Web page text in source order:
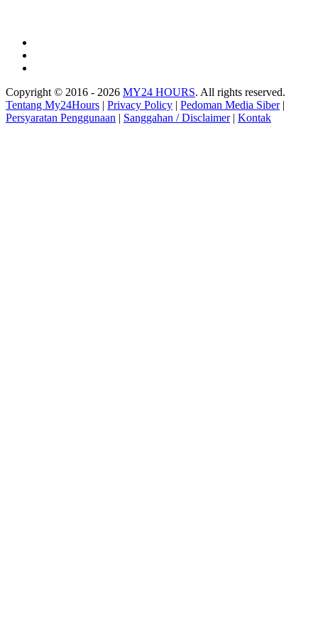
Copyright © 2016 - 2026 MY24 HOURS. All rights reserved.
Tentang My24Hours | Privacy Policy | Pedoman Media Siber|
Persyaratan Penggunaan | Sanggahan / Disclaimer| Kontak